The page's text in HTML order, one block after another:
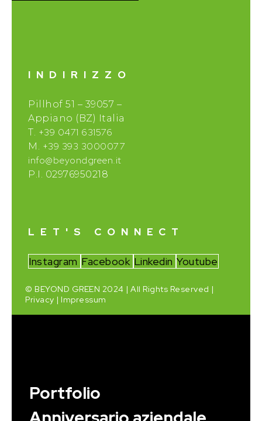
INDIRIZZO
Pillhof 51 – 39057 –
Appiano (BZ) Italia
T. +39 0471 631576
M. +39 393 3000077
info@beyondgreen.it
P.I. 02976950218
LET'S CONNECT
Instagram Facebook Linkedin Youtube
© BEYOND GREEN 2024 | All Rights Reserved |
Privacy | Impressum
Portfolio